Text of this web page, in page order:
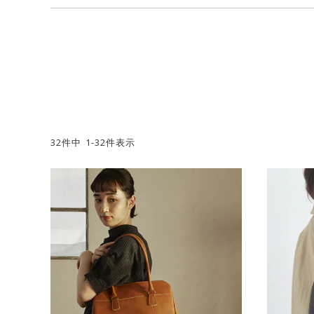
32件中 1-32件表示